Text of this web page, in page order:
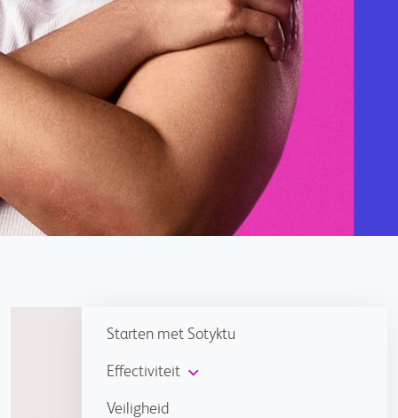
Starten met Sotyktu
Effectiviteit
Veiligheid